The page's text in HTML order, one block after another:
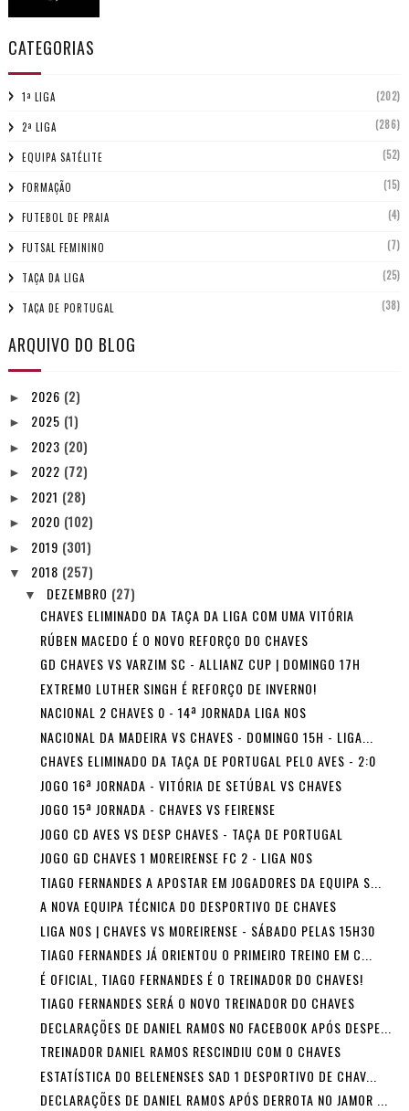
CATEGORIAS
1ª LIGA (202)
2ª LIGA (286)
EQUIPA SATÉLITE (52)
FORMAÇÃO (15)
FUTEBOL DE PRAIA (4)
FUTSAL FEMININO (7)
TAÇA DA LIGA (25)
TAÇA DE PORTUGAL (38)
ARQUIVO DO BLOG
► 2026 (2)
► 2025 (1)
► 2023 (20)
► 2022 (72)
► 2021 (28)
► 2020 (102)
► 2019 (301)
▼ 2018 (257)
▼ DEZEMBRO (27)
CHAVES ELIMINADO DA TAÇA DA LIGA COM UMA VITÓRIA
RÚBEN MACEDO É O NOVO REFORÇO DO CHAVES
GD CHAVES VS VARZIM SC - ALLIANZ CUP | DOMINGO 17H
EXTREMO LUTHER SINGH É REFORÇO DE INVERNO!
NACIONAL 2 CHAVES 0 - 14ª JORNADA LIGA NOS
NACIONAL DA MADEIRA VS CHAVES - DOMINGO 15H - LIGA...
CHAVES ELIMINADO DA TAÇA DE PORTUGAL PELO AVES - 2:0
JOGO 16ª JORNADA - VITÓRIA DE SETÚBAL VS CHAVES
JOGO 15ª JORNADA - CHAVES VS FEIRENSE
JOGO CD AVES VS DESP CHAVES - TAÇA DE PORTUGAL
JOGO GD CHAVES 1 MOREIRENSE FC 2 - LIGA NOS
TIAGO FERNANDES A APOSTAR EM JOGADORES DA EQUIPA S...
A NOVA EQUIPA TÉCNICA DO DESPORTIVO DE CHAVES
LIGA NOS | CHAVES VS MOREIRENSE - SÁBADO PELAS 15H30
TIAGO FERNANDES JÁ ORIENTOU O PRIMEIRO TREINO EM C...
É OFICIAL, TIAGO FERNANDES É O TREINADOR DO CHAVES!
TIAGO FERNANDES SERÁ O NOVO TREINADOR DO CHAVES
DECLARAÇÕES DE DANIEL RAMOS NO FACEBOOK APÓS DESPE...
TREINADOR DANIEL RAMOS RESCINDIU COM O CHAVES
ESTATÍSTICA DO BELENENSES SAD 1 DESPORTIVO DE CHAV...
DECLARAÇÕES DE DANIEL RAMOS APÓS DERROTA NO JAMOR ...